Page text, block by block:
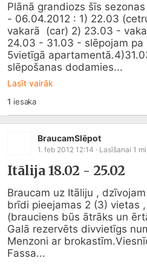
Plānā grandiozs šīs
- 06.04.2012 : 1) 22.03
vakarā  (car) 2) 23.03 -
24.03 - 31.03 - slēpojam pa
5vietīgā
slēpošanas dodamies...
Lasīt vairāk
1 iesaka
BraucamSlēpot
1. feb 2012 12:14 · Lasīšanai 1
Itālija 18.02 - 25.02
Braucam uz Itāliju ,
brīdi pieejamas 2 (3) vietas
(brauciens būs ātrāks un
Galā rezervēts divvietīgs
Menzoni ar
Fassa...